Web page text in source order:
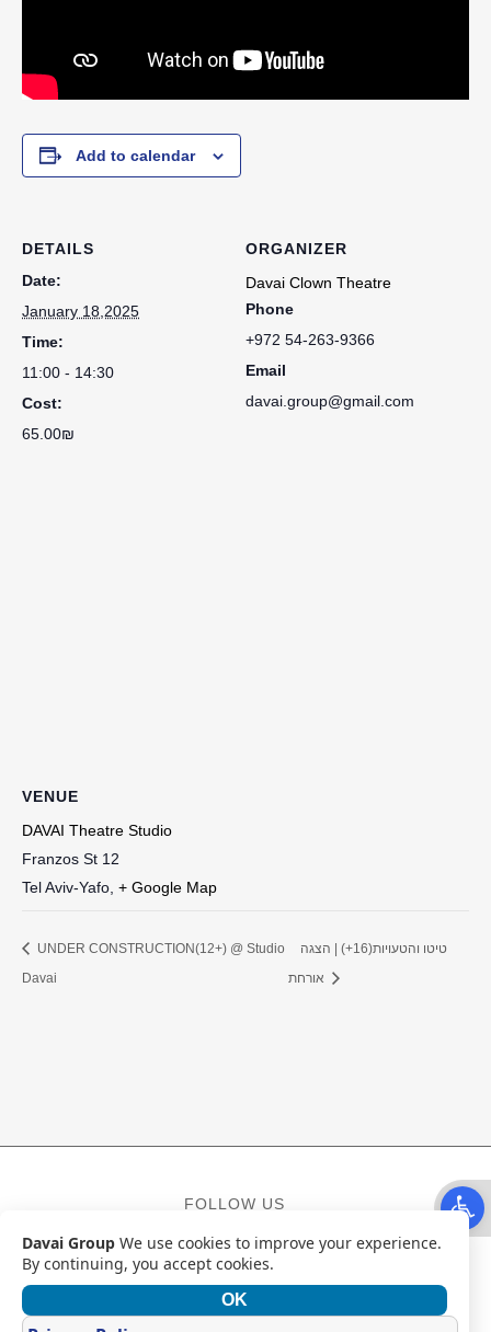
Open
Add to calendar
DETAILS
Date:
January 18,2025
Time:
11:00 - 14:30
Cost:
65.00₪
ORGANIZER
Davai Clown Theatre
Phone
+972 54-263-9366
Email
davai.group@gmail.com
VENUE
DAVAI Theatre Studio
Franzos St 12
Tel Aviv-Yafo + Google Map
UNDER CONSTRUCTION(12+) @ Studio
Davai
טיטו והטעויות(16+) | הצגה
FOLLOW US
Facebook
Instagram
YouTube
CONTACT
Davai Group We use cookies to improve your experience.
By continuing, you accept cookies.
OK